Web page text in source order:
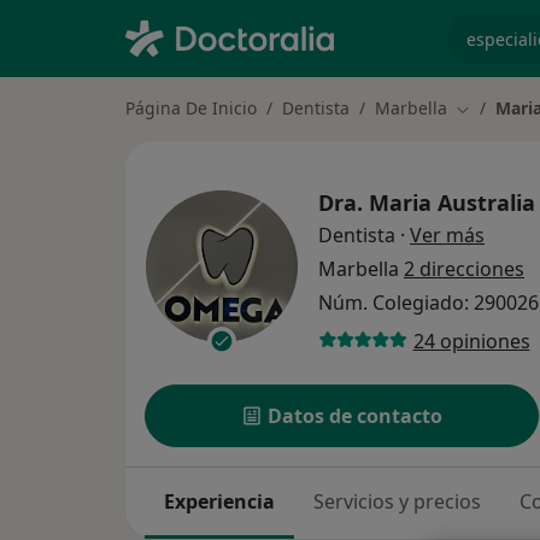
Página De Inicio Dentista Marbella Cambiar
Dra. Maria
Dentista · Ver más
Marbella 2 direcciones
Núm. Colegiado:
24 opiniones
Datos de contacto
Experiencia Servicios y precios